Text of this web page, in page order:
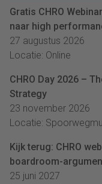
Gratis CHRO
naar high
27 augustus 2026
Locatie: Online
CHRO Day 2026 –
Strategy
23 november 2026
Locatie:
Kijk terug: CHRO
boardroom-
25 juni 2027